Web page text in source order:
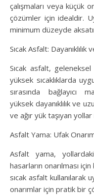
çalışmaları veya küçük
çözümler için idealdir.
minimum düzeyde
Sıcak Asfalt:
Sıcak asfalt, geleneksel
yüksek sıcaklıklarda
sırasında bağlayıcı
yüksek dayanıklılık ve
ve ağır yük taşıyan
Asfalt Yama: Ufak
Asfalt yama,
hasarların onarılması
sıcak asfalt kullanılarak
onarımlar için pratik bir